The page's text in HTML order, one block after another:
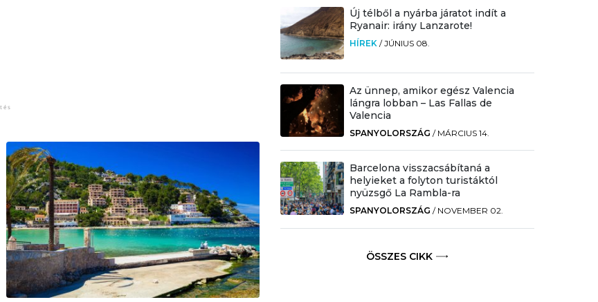
Új télből a nyárba járatot indít a
Ryanair: irány Lanzarote!
HÍREK /JÚNIUS 08.
Az ünnep, amikor egész Valencia
lángra lobban – Las Fallas de
Valencia
SPANYOLORSZÁG / MÁRCIUS 14.
Barcelona visszacsábítaná a
helyieket a folyton turistáktól
nyüzsgő La Rambla-ra
SPANYOLORSZÁG / NOVEMBER 02.
ÖSSZES CIKK